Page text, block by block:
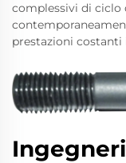
complessivi di
prestazioni